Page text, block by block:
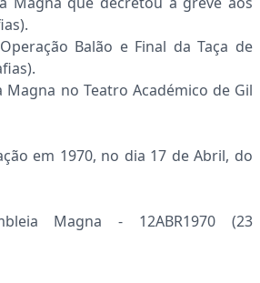
Balão e Final da Taça de
Magna no Teatro Académico de Gil
em 1970, no dia 17 de Abril, do
Magna - 12ABR1970 (23